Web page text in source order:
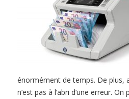
énormément de temps. De plus,
n’est pas à l’abri d’une erreur.